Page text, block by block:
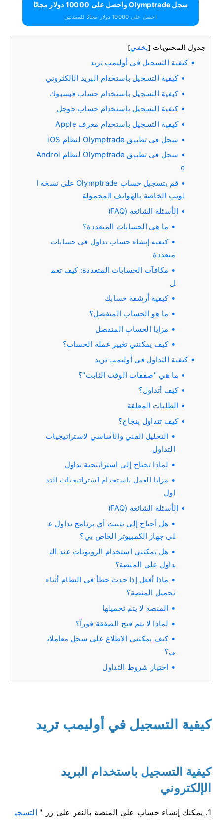
سجل Olymptrade واحصل على 10000 دولار مجانًا
احصل على 10000 دولار مجانًا للمبتدئين
جدول المحتويات [يخفي]
كيفية التسجيل في أوليمب تريد
كيفية التسجيل باستخدام البريد الإلكتروني
كيفية التسجيل باستخدام حساب فيسبوك
كيفية التسجيل باستخدام حساب جوجل
كيفية التسجيل باستخدام معرف Apple
سجل في تطبيق Olymptrade لنظام iOS
سجل في تطبيق Olymptrade لنظام Androi
d
قم بتسجيل حساب Olymptrade على نسخة ا
لويب الخاصة بالهواتف المحمولة
الأسئلة الشائعة (FAQ)
ما هي الحسابات المتعددة؟
كيفية إنشاء حساب تداول في حسابات
متعددة
مكافآت الحسابات المتعددة: كيف تعم
ل
كيفية أرشفة حسابك
ما هو الحساب المنفصل؟
مزايا الحساب المنفصل
كيف يمكنني تغيير عملة الحساب؟
كيفية التداول في أوليمب تريد
ما هي "صفقات الوقت الثابت"؟
كيف أتداول؟
الطلبات المعلقة
كيف تتداول بنجاح؟
التحليل الفني والأساسي لاستراتيجيات
التداول
لماذا تحتاج إلى استراتيجية تداول
مزايا العمل باستخدام استراتيجيات التد
اول
الأسئلة الشائعة (FAQ)
هل أحتاج إلى تثبيت أي برنامج تداول ع
لى جهاز الكمبيوتر الخاص بي؟
هل يمكنني استخدام الروبوتات عند الت
داول على المنصة؟
ماذا أفعل إذا حدث خطأ في النظام أثناء
تحميل المنصة؟
المنصة لا يتم تحميلها
لماذا لا يتم فتح الصفقة فوراً؟
كيف يمكنني الاطلاع على سجل معاملات
ي؟
اختيار شروط التداول
كيفية التسجيل في أوليمب تريد
كيفية التسجيل باستخدام البريد
الإلكتروني
1. يمكنك إنشاء حساب على المنصة بالنقر على زر "
التسجي